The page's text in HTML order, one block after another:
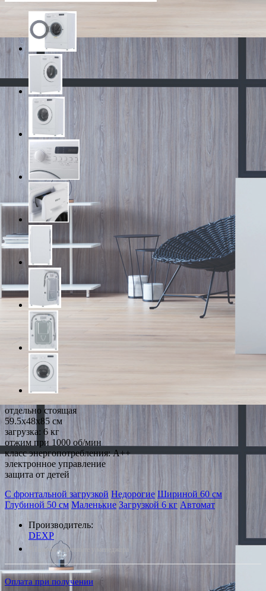
отдельно стоящая
59.5x48x85 см
загрузка: 6 кг
отжим при 1000 об/мин
класс энергопотребления: A++
электронное управление
защита от детей
С фронтальной загрузкой Недорогие Шириной 60 см
Глубиной 50 см Маленькие Загрузкой 6 кг Автомат
Производитель:
DEXP
*Наличие уточняйте у менеджера
Оплата при получении